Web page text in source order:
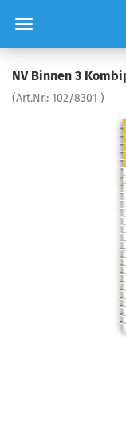
NV Binnen 3
(Art.Nr.: 102/8301 )